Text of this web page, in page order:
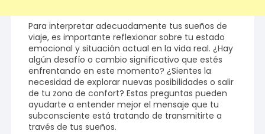
Para interpretar adecuadamente tus sueños de
viaje, es importante reflexionar sobre tu estado
emocional y situación actual en la vida real. ¿Hay
algún desafío o cambio significativo que estés
enfrentando en este momento? ¿Sientes la
necesidad de explorar nuevas posibilidades o salir
de tu zona de confort? Estas preguntas pueden
ayudarte a entender mejor el mensaje que tu
subconsciente está tratando de transmitirte a
través de tus sueños.